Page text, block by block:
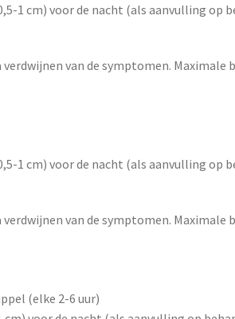
1 cm) voor de nacht (als aanvulling op
van de symptomen. Maximale
1 cm) voor de nacht (als aanvulling op
van de symptomen. Maximale
(elke 2-6 uur)